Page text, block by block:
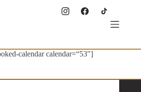
calendar calendar=“53″]